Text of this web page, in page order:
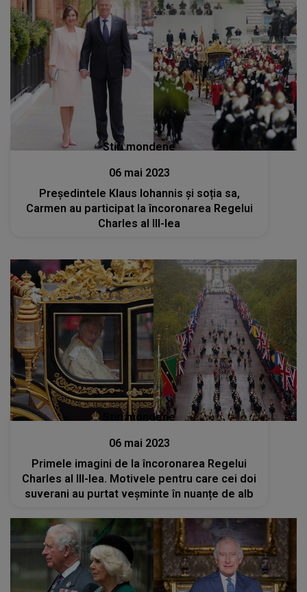
Stiri mondene
06 mai 2023
Președintele Klaus Iohannis și soția sa,
Carmen au participat la încoronarea Regelui
Charles al III-lea
Stiri mondene
06 mai 2023
Primele imagini de la încoronarea Regelui
Charles al III-lea. Motivele pentru care cei doi
suverani au purtat veșminte în nuanțe de alb